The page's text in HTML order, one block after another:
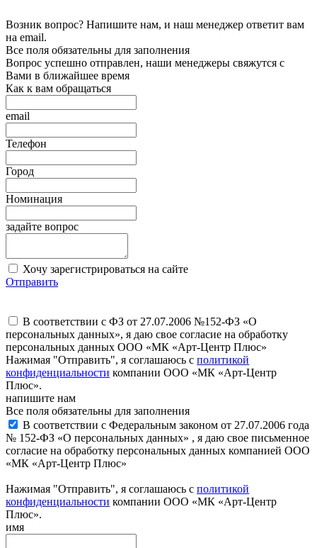
Возник вопрос? Напишите нам, и наш менеджер ответит вам
на email.
Все поля обязательны для заполнения
Вопрос успешно отправлен, наши менеджеры свяжутся с
Вами в ближайшее время
Как к вам обращаться
email
Телефон
Город
Номинация
задайте вопрос
Хочу зарегистрироваться на сайте
Отправить
В соответствии с ФЗ от 27.07.2006 №152-ФЗ «О
персональных данных», я даю свое согласие на обработку
персональных данных ООО «МК «Арт-Центр Плюс»
Нажимая "Отправить", я соглашаюсь с политикой
конфиденциальности компании ООО «МК «Арт-Центр
Плюс».
напишите нам
Все поля обязательны для заполнения
В соответствии с Федеральным законом от 27.07.2006 года
№ 152-ФЗ «О персональных данных» , я даю свое письменное
согласие на обработку персональных данных компанией ООО
«МК «Арт-Центр Плюс»
Нажимая "Отправить", я соглашаюсь с политикой
конфиденциальности компании ООО «МК «Арт-Центр
Плюс».
имя